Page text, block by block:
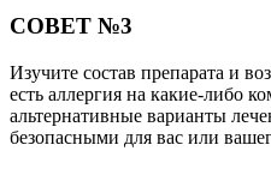
СОВЕТ №3
Изучите состав препарата и
есть аллергия на какие-либо
альтернативные варианты
безопасными для вас или